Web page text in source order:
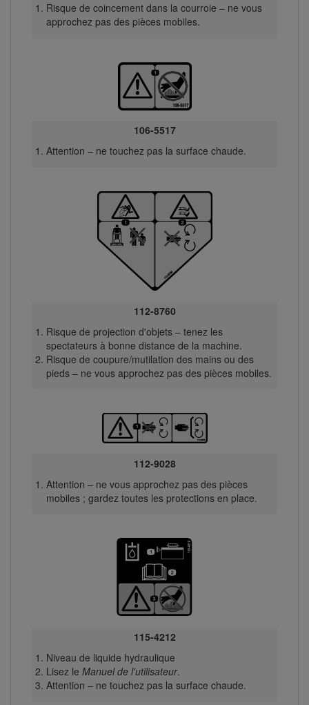
Risque de coincement dans la courroie – ne vous
approchez pas des pièces mobiles.
106-5517
Attention – ne touchez pas la surface chaude.
112-8760
Risque de projection d'objets – tenez les
spectateurs à bonne distance de la machine.
Risque de coupure/mutilation des mains ou des
pieds – ne vous approchez pas des pièces mobiles.
112-9028
Attention – ne vous approchez pas des pièces
mobiles ; gardez toutes les protections en place.
115-4212
Niveau de liquide hydraulique
Lisez le Manuel de l'utilisateur.
Attention – ne touchez pas la surface chaude.